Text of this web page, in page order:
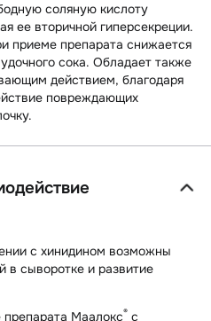
соляную кислоту
ее вторичной гиперсекреции.
приеме препарата снижается
сока. Обладает также
действием, благодаря
повреждающих
с хинидином возможны
в сыворотке и развитие
Маалокс® с